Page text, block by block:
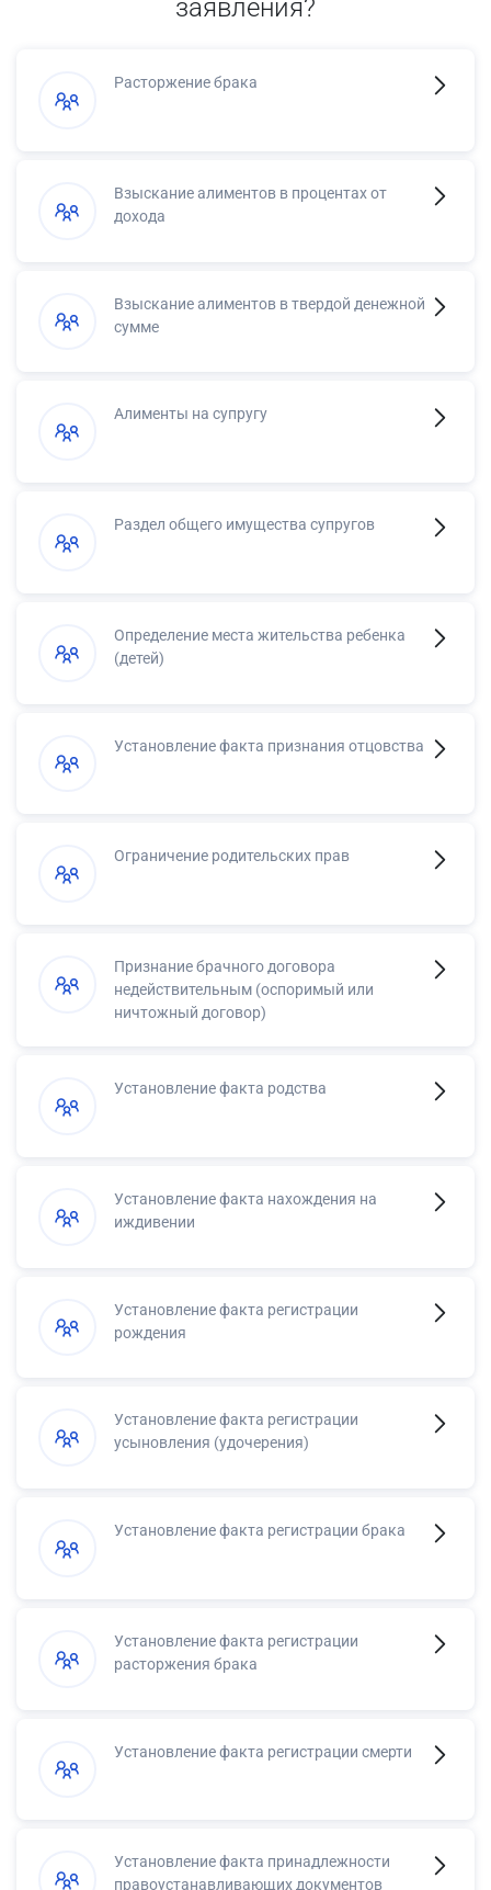
заявления?
Расторжение брака
Взыскание алиментов в процентах от
дохода
Взыскание алиментов в твердой денежной
сумме
Алименты на супругу
Раздел общего имущества супругов
Определение места жительства ребенка
(детей)
Установление факта признания отцовства
Ограничение родительских прав
Признание брачного договора
недействительным (оспоримый или
ничтожный договор)
Установление факта родства
Установление факта нахождения на
иждивении
Установление факта регистрации
рождения
Установление факта регистрации
усыновления (удочерения)
Установление факта регистрации брака
Установление факта регистрации
расторжения брака
Установление факта регистрации смерти
Установление факта принадлежности
правоустанавливающих документов